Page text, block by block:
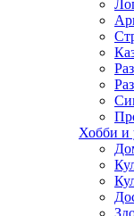
Хобби и